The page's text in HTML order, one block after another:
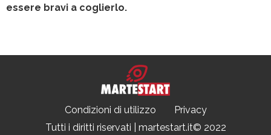
essere bravi a coglierlo.
Condizioni di utilizzo
Privacy
Tutti i diritti riservati | martestart.it© 2022